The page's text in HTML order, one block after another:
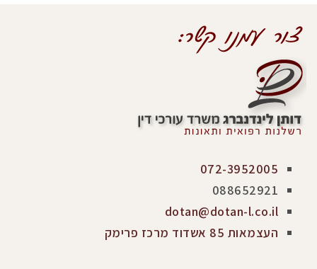
072-3952005
088652921
dotan@dotan-l.co.il
העצמאות 85 אשדוד מרכז פרימק